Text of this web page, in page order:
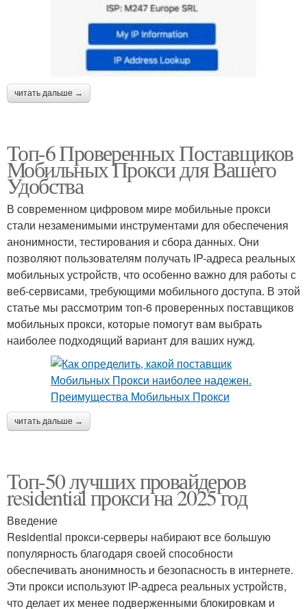
читать дальше →
Топ-6 Проверенных Поставщиков
Мобильных Прокси для Вашего
Удобства
В современном цифровом мире мобильные прокси
стали незаменимыми инструментами для обеспечения
анонимности, тестирования и сбора данных. Они
позволяют пользователям получать IP-адреса реальных
мобильных устройств, что особенно важно для работы с
веб-сервисами, требующими мобильного доступа. В этой
статье мы рассмотрим топ-6 проверенных поставщиков
мобильных прокси, которые помогут вам выбрать
наиболее подходящий вариант для ваших нужд.
читать дальше →
Топ-50 лучших провайдеров
residential прокси на 2025 год
Введение
Residential прокси-серверы набирают все большую
популярность благодаря своей способности
обеспечивать анонимность и безопасность в интернете.
Эти прокси используют IP-адреса реальных устройств,
что делает их менее подверженными блокировкам и